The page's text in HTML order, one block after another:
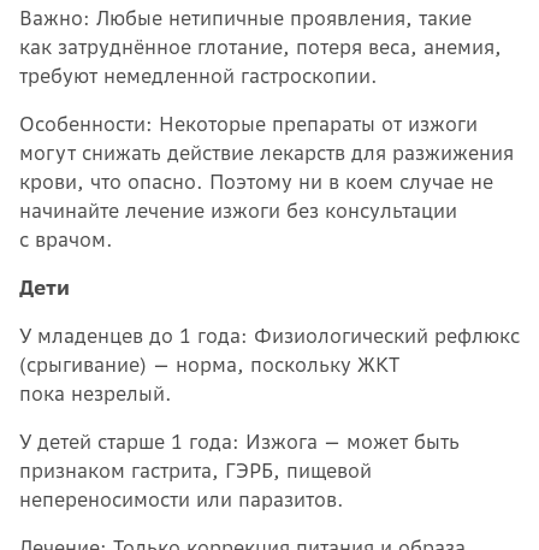
Важно: Любые нетипичные проявления, такие
как затруднённое глотание, потеря веса, анемия,
требуют немедленной гастроскопии.
Особенности: Некоторые препараты от изжоги
могут снижать действие лекарств для разжижения
крови, что опасно. Поэтому ни в коем случае не
начинайте лечение изжоги без консультации
с врачом.
Дети
У младенцев до 1 года: Физиологический рефлюкс
(срыгивание) — норма, поскольку ЖКТ
пока незрелый.
У детей старше 1 года: Изжога — может быть
признаком гастрита, ГЭРБ, пищевой
непереносимости или паразитов.